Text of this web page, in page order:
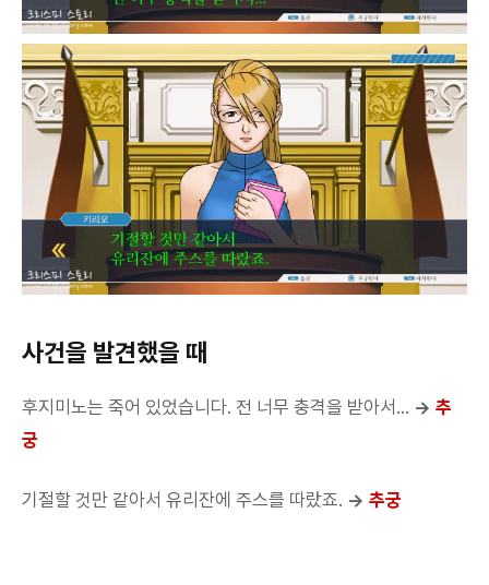
사건을 발견했을 때
후지미노는 죽어 있었습니다. 전 너무 충격을 받아서... → 추
궁
기절할 것만 같아서 유리잔에 주스를 따랐죠. → 추궁